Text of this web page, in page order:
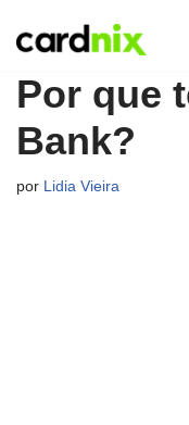
para
conteúdo
Por que
Bank?
por Lidia Vieira